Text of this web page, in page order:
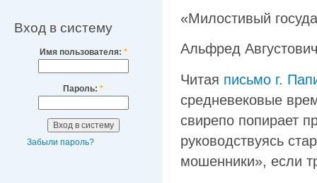
Вход в систему
Имя пользователя: *
Пароль: *
Забыли пароль?
«Милостивый
Альфред
Читая письмо г.
средневековые
свирепо попирает
руководствуясь
мошенники», если